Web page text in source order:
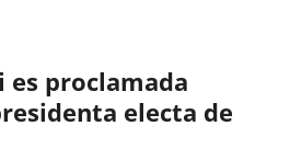
proclamada
electa de